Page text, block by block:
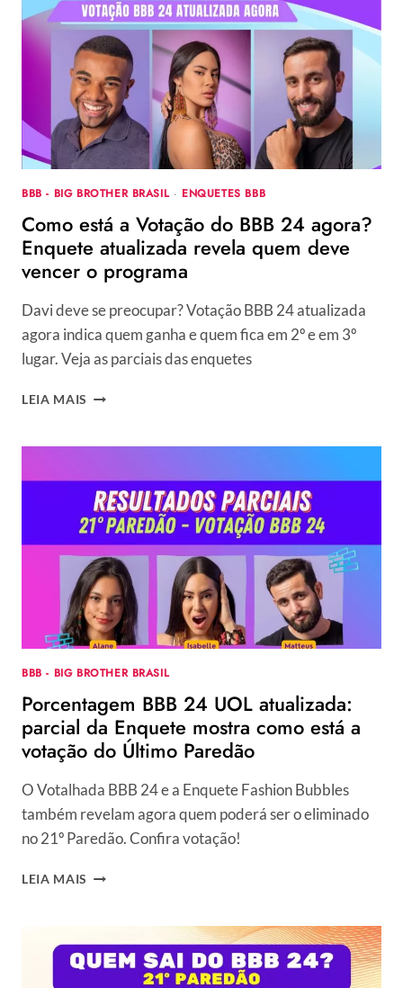
BBB - BIG BROTHER BRASIL· ENQUETES BBB
Como está a Votação do BBB 24 agora?
Enquete atualizada revela quem deve
vencer o programa
Davi deve se preocupar? Votação BBB 24 atualizada
agora indica quem ganha e quem fica em 2º e em 3º
lugar. Veja as parciais das enquetes
LEIA MAIS COMO
VOTAÇÃO
BBB
24
AGORA?
ENQUETE
ATUALIZADA
REVELA
QUEM
DEVE
VENCER
PROGRAMA
BBB - BIG BROTHER BRASIL
Porcentagem BBB 24 UOL atualizada:
parcial da Enquete mostra como está a
votação do Último Paredão
O Votalhada BBB 24 e a Enquete Fashion Bubbles
também revelam agora quem poderá ser o eliminado
no 21º Paredão. Confira votação!
LEIA MAIS PORCENTAGEM
ATUALIZADA:
PARCIAL